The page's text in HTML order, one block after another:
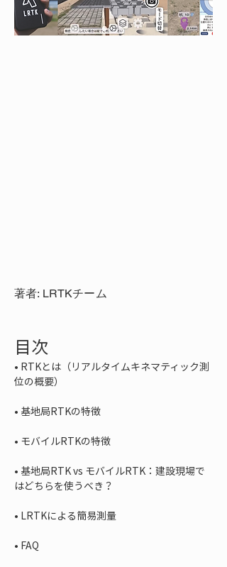
著者: LRTKチーム
目次
• RTKとは（リアルタイムキネマティック測
•
•
• 基地局RTK vs モバイルRTK：建設現場で
•
• FAQ